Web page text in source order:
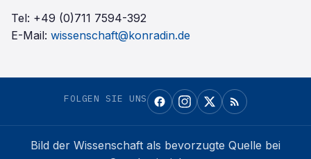
Tel: +49 (0)711 7594-392
E-Mail: wissenschaft@konradin.de
FOLGEN SIE UNS
Bild der Wissenschaft als bevorzugte Quelle bei